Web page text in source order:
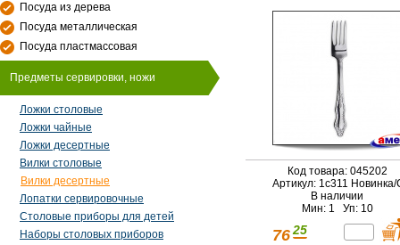
Посуда из дерева
Посуда металлическая
Посуда пластмассовая
Предметы сервировки, ножи
Ложки столовые
Ложки чайные
Ложки десертные
Вилки столовые
Вилки десертные
Лопатки сервировочные
Столовые приборы для детей
Наборы столовых приборов
Код товара: 045202
Артикул: 1с311
В наличии
Мин: 1 Уп: 10
76 25